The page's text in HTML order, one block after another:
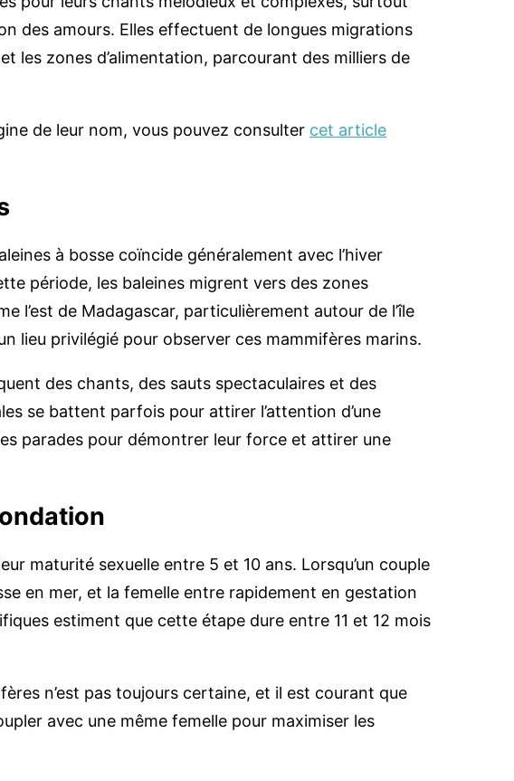
des amours. Elles effectuent de longues migrations
les zones d’alimentation, parcourant des milliers de
de leur nom, vous pouvez consulter cet article
à bosse coïncide généralement avec l’hiver
période, les baleines migrent vers des zones
l’est de Madagascar, particulièrement autour de l’île
lieu privilégié pour observer ces mammifères marins.
des chants, des sauts spectaculaires et des
se battent parfois pour attirer l’attention d’une
parades pour démontrer leur force et attirer une
maturité sexuelle entre 5 et 10 ans. Lorsqu’un couple
en mer, et la femelle entre rapidement en gestation
estiment que cette étape dure entre 11 et 12 mois
n’est pas toujours certaine, et il est courant que
avec une même femelle pour maximiser les